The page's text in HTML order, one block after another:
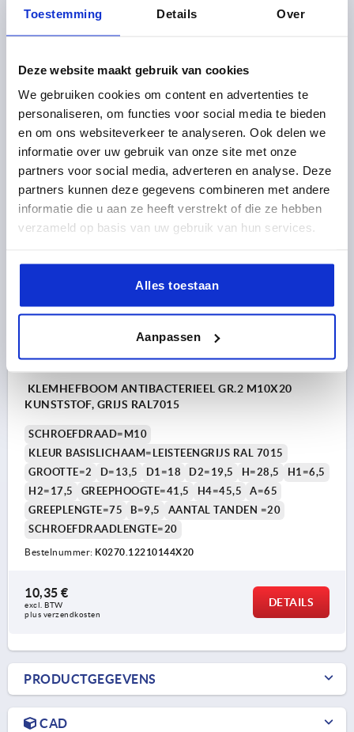
Toestemming Details Over
Deze website maakt gebruik van cookies
We gebruiken cookies om content en advertenties te
personaliseren, om functies voor social media te bieden
en om ons websiteverkeer te analyseren. Ook delen we
informatie over uw gebruik van onze site met onze
partners voor social media, adverteren en analyse. Deze
partners kunnen deze gegevens combineren met andere
informatie die u aan ze heeft verstrekt of die ze hebben
verzameld op basis van uw gebruik van hun services.
Alles toestaan
Aanpassen
GROOTTE=2
D=13,5 D1=18 D2=19,5 H=28,5
GREEPLENGTE=75
SCHROEFDRAADLENGTE=20
Bestelnummer: K0270.12208144X20
10,35 €
plus verzendkosten
DETAILS
KLEMHEFBOOM ANTIBACTERIEEL GR.2 M10X20
KUNSTSTOF, GRIJS RAL7015
SCHROEFDRAAD=M10
KLEUR BASISLICHAAM=LEISTEENGRIJS RAL 7015
GROOTTE=2
D=13,5 D1=18 D2=19,5 H=28,5
H1=6,5
H2=17,5
GREEPHOOGTE=41,5 H4=45,5
A=65
GREEPLENGTE=75
B=9,5
AANTAL TANDEN =20
SCHROEFDRAADLENGTE=20
Bestelnummer: K0270.12210144X20
10,35 €
excl. BTW
plus verzendkosten
DETAILS
PRODUCTGEGEVENS
CAD